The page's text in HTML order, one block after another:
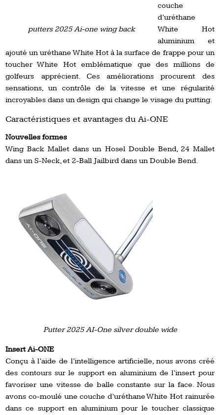
putters 2025 Ai-one wing back
couche
d’uréthane
White Hot
aluminium et
ajouté un uréthane White Hot à la surface de frappe pour un
toucher White Hot emblématique que des millions de
golfeurs apprécient. Ces améliorations procurent des
sensations, un contrôle de la vitesse et une régularité
incroyables dans un design qui change le visage du putting.
Caractéristiques et avantages du Ai-ONE
Nouvelles formes
Wing Back Mallet dans un Hosel Double Bend, 24 Mallet
dans un S-Neck, et 2-Ball Jailbird dans un Double Bend.
Putter 2025 AI-One silver double wide
Insert Ai-ONE
Conçu à l’aide de l’intelligence artificielle, nous avons créé
des contours sur le support en aluminium de l’insert pour
favoriser une vitesse de balle constante sur la face. Nous
avons co-moulé une couche d’uréthane White Hot rainurée
dans ce support en aluminium pour le toucher classique